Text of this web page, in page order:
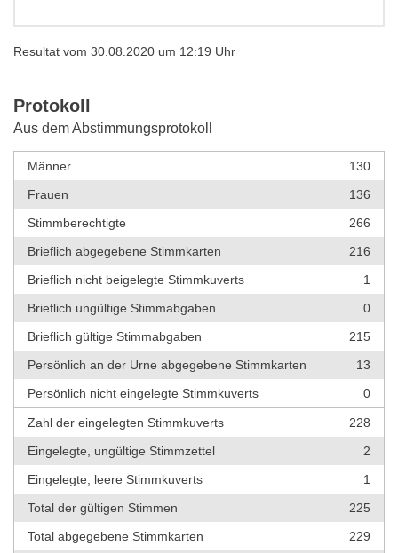
Resultat vom 30.08.2020 um 12:19 Uhr
Protokoll
Aus dem Abstimmungsprotokoll
Männer
130
Frauen
136
Stimmberechtigte
266
Brieflich abgegebene Stimmkarten
216
Brieflich nicht beigelegte Stimmkuverts
1
Brieflich ungültige Stimmabgaben
0
Brieflich gültige Stimmabgaben
215
Persönlich an der Urne abgegebene Stimmkarten
13
Persönlich nicht eingelegte Stimmkuverts
0
Zahl der eingelegten Stimmkuverts
228
Eingelegte, ungültige Stimmzettel
2
Eingelegte, leere Stimmkuverts
1
Total der gültigen Stimmen
225
Total abgegebene Stimmkarten
229